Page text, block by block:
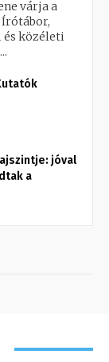
várja a
Írótábor,
közéleti
jóval
a